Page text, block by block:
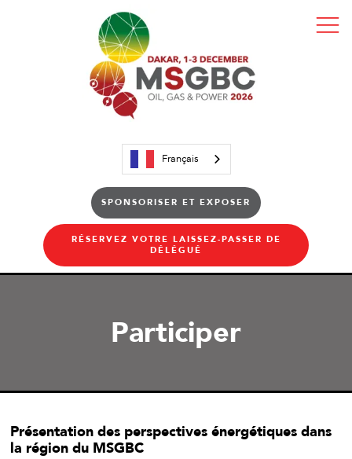
Français
SPONSORISER ET EXPOSER
RÉSERVEZ VOTRE LAISSEZ-PASSER DE
DÉLÉGUÉ
Participer
Présentation des perspectives énergétiques dans
la région du MSGBC